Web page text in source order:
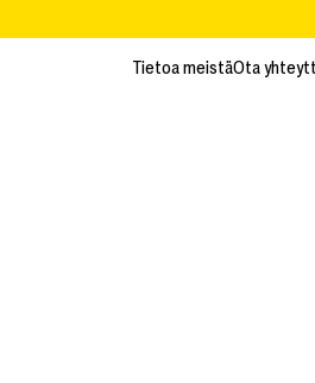
Tietoa meistäOta